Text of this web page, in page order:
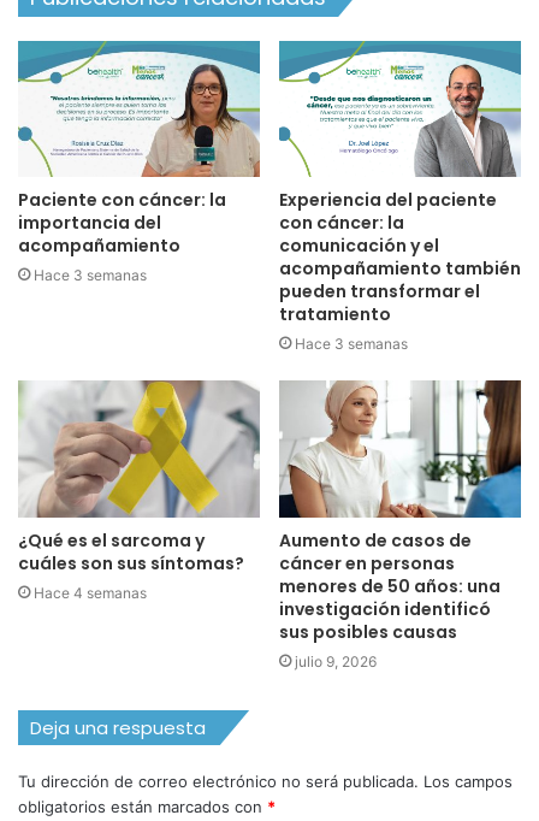
Paciente con cáncer: la
importancia del
acompañamiento
Hace 3 semanas
Experiencia del paciente
con cáncer: la
comunicación y el
acompañamiento también
pueden transformar el
tratamiento
Hace 3 semanas
¿Qué es el sarcoma y
cuáles son sus síntomas?
Hace 4 semanas
Aumento de casos de
cáncer en personas
menores de 50 años: una
investigación identificó
sus posibles causas
julio 9, 2026
Deja una respuesta
Tu dirección de correo electrónico no será publicada. Los campos
obligatorios están marcados con *